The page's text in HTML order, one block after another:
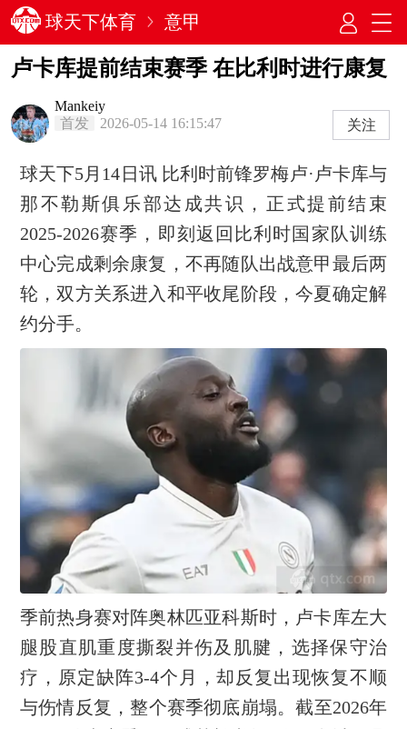
球天下体育 意甲
卢卡库提前结束赛季 在比利时进行康复
Mankeiy
首发
2026-05-14 16:15:47 关注
球天下5月14日讯 比利时前锋罗梅卢·卢卡库与
那不勒斯俱乐部达成共识，正式提前结束
2025-2026赛季，即刻返回比利时国家队训练
中心完成剩余康复，不再随队出战意甲最后两
轮，双方关系进入和平收尾阶段，今夏确定解
约分手。
季前热身赛对阵奥林匹亚科斯时，卢卡库左大
腿股直肌重度撕裂并伤及肌腱，选择保守治
疗，原定缺阵3-4个月，却反复出现恢复不顺
与伤情反复，整个赛季彻底崩塌。截至2026年